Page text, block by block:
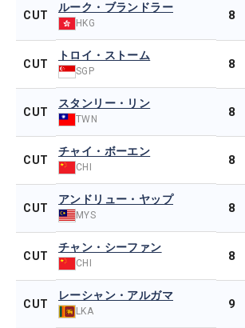
CUT
ルーク・ブランドラー
HKG
8
CUT
トロイ・ストーム
SGP 8
CUT
スタンリー・リン
TWN 8
CUT
チャイ・ボーエン
CHI 8
CUT
アンドリュー・ヤップ
MYS 8
CUT
チャン・シーファン
CHI 8
CUT
レーシャン・アルガマ
LKA 9